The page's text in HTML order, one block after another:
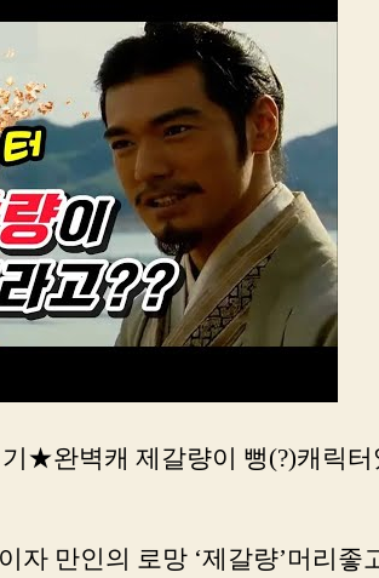
★완벽캐 제갈량이 뻥(?)캐릭터
자 만인의 로망 ‘제갈량’머리좋